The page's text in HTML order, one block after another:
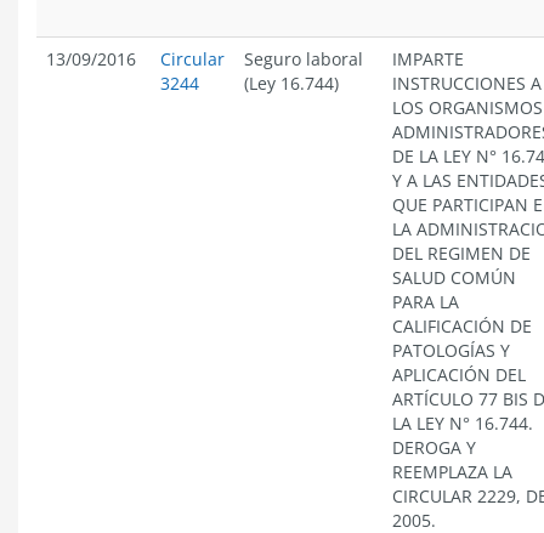
13/09/2016
Circular
3244
Seguro laboral
(Ley 16.744)
IMPARTE
INSTRUCCIONES A
LOS ORGANISMOS
DE LA LEY N°
Y A LAS
QUE PARTICIPAN
LA
DEL REGIMEN DE
SALUD COMÚN
PARA LA
CALIFICACIÓN DE
PATOLOGÍAS Y
APLICACIÓN DEL
ARTÍCULO 77 BIS
LA LEY N° 16.744.
DEROGA Y
REEMPLAZA LA
CIRCULAR 2229,
2005.